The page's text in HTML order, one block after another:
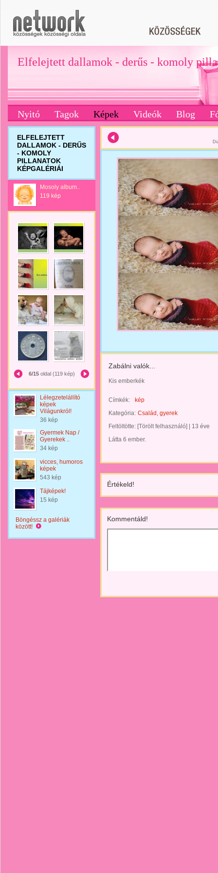
Elfelejtett dallamok - derűs - komoly
Nyitó Tagok Képek Videók Blog
ELFELEJTETT
DALLAMOK - DERŰS
- KOMOLY
PILLANATOK
KÉPGALÉRIÁI
Mosoly album..
119 kép
6/15oldal (119 kép)
Lélegzetelállító
képek
Világunkról!
36 kép
Gyermek Nap /
Gyerekek ..
34 kép
vicces, humoros
képek
543 kép
Tájképek!
15 kép
Böngéssz a galériák
között!
Zabálni valók...
Kis emberkék
Címkék:
kép
Kategória: Család, gyerek
Feltöltötte: [Törölt felhasználó]
13 éve
Látta 6 ember.
Értékeld!
Kommentáld!